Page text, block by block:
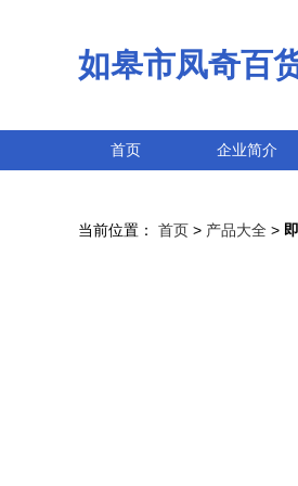
如皋市凤奇百
首页 企业简介
当前位置： 首页 > 产品大全 >